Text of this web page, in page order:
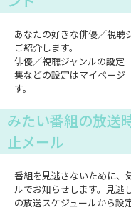
あなたの好きな俳優／視聴
ご紹介します。
俳優／視聴ジャンルの設定
集などの設定はマイページ
す。
みたい番組の放送
止メール
番組を見逃さないために、
ルでお知らせします。見逃
の放送スケジュールから設